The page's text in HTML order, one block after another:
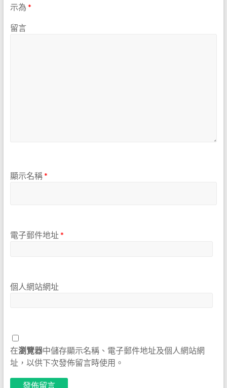
示為 *
留言
顯示名稱*
電子郵件地址*
個人網站網址
在瀏覽器中儲存顯示名稱、電子郵件地址及個人網站網
址，以供下次發佈留言時使用。